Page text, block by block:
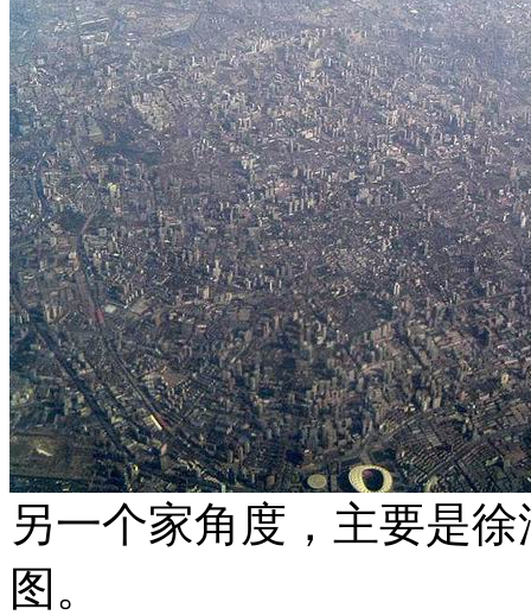
另一个家角度，主要是
图。